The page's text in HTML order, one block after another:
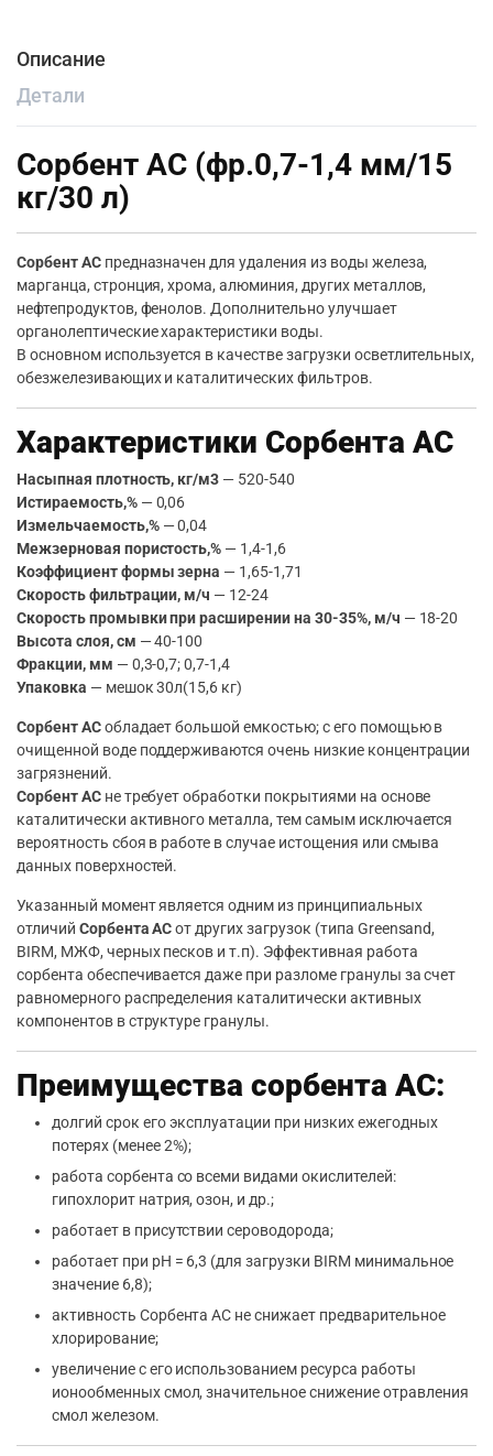
Описание
Детали
Сорбент АС (фр.0,7-1,4 мм/15
кг/30 л)
Сорбент ACпредназначен для удаления из воды железа,
марганца, стронция, хрома, алюминия, других металлов,
нефтепродуктов, фенолов. Дополнительно улучшает
органолептические характеристики воды.
В основном используется в качестве загрузки осветлительных,
обезжелезивающих и каталитических фильтров.
Характеристики Сорбента АС
Насыпная плотность, кг/м3 — 520-540
Истираемость,%— 0,06
Измельчаемость,%— 0,04
Межзерновая пористость,% — 1,4-1,6
Коэффициент формы зерна — 1,65-1,71
Скорость фильтрации, м/ч — 12-24
Скорость промывки при расширении на 30-35%, м/ч — 18-20
Высота слоя, см — 40-100
Фракции, мм — 0,3-0,7; 0,7-1,4
Упаковка — мешок 30л(15,6 кг)
Сорбент ACобладает большой емкостью; с его помощью в
очищенной воде поддерживаются очень низкие концентрации
загрязнений.
Сорбент ACне требует обработки покрытиями на основе
каталитически активного металла, тем самым исключается
вероятность сбоя в работе в случае истощения или смыва
данных поверхностей.
Указанный момент является одним из принципиальных
отличий Сорбента ACот других загрузок (типа Greensand,
BIRM, МЖФ, черных песков и т.п). Эффективная работа
сорбента обеспечивается даже при разломе гранулы за счет
равномерного распределения каталитически активных
компонентов в структуре гранулы.
Преимущества сорбента АС:
долгий срок его эксплуатации при низких ежегодных
потерях (менее 2%);
работа сорбента со всеми видами окислителей:
гипохлорит натрия, озон, и др.;
работает в присутствии сероводорода;
работает при рН = 6,3 (для загрузки BIRM минимальное
значение 6,8);
активность Сорбента AC не снижает предварительное
хлорирование;
увеличение с его использованием ресурса работы
ионообменных смол, значительное снижение отравления
смол железом.